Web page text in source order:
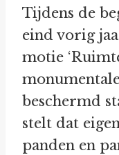
Tijdens de
eind vorig
motie
beschermd
stelt dat
panden en